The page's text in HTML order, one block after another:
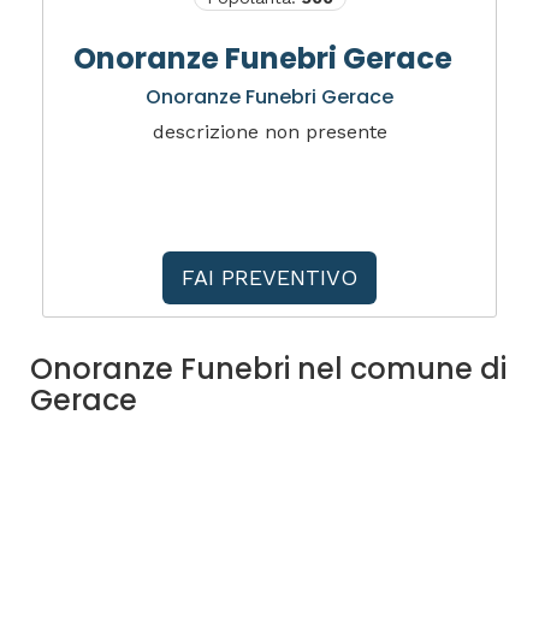
Onoranze Funebri Gerace
Onoranze Funebri Gerace
descrizione non presente
FAI PREVENTIVO
Onoranze Funebri nel comune di
Gerace